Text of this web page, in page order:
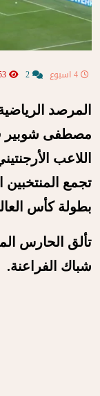
المرصد
مصطفى شوبير
اللاعب
بطولة كأس
تألق الحارس
شباك الفراعنة.